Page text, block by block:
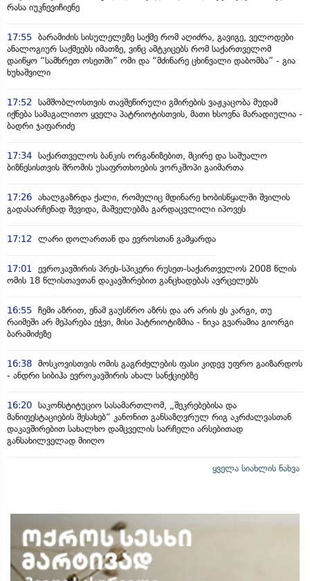
რასა იუკნევიჩიენე
17:55 ბარამიძის სისულელეზე საქმე რომ აღიძრა, გავიგე, ველოდები
ანალოგიურ საქმეებს იმათზე, ვინც ამტკიცებს რომ საქართველომ
დაიწყო “სამხრეთ ოსეთში” ომი და “მძინარე ცხინვალი დაბომბა” - გია
ხუხაშვილი
17:52
სამშობლოსთვის თავშეწირული გმირების ვაჟკაცობა მუდამ
იქნება სამაგალითო ყველა პატრიოტისთვის, მათი ხსოვნა მარადიულია -
ბადრი ჯაფარიძე
17:34 საქართველოს ბანკის ორგანიზებით, მცირე და საშუალო
ბიზნესისთვის შრომის უსაფრთხოების ვორკშოპი გაიმართა
17:26 ახალგაზრდა ქალი, რომელიც მდინარე ხობისწყალში შვილის
გადასარჩენად შევიდა, მაშველებმა გარდაცვლილი იპოვეს
17:12 ლარი დოლართან და ევროსთან გამყარდა
17:01
ევროკავშირის პრეს-სპიკერი რუსეთ-საქართველოს 2008 წლის
ომის 18 წლისთავთან დაკავშირებით განცხადებას ავრცელებს
16:55 ჩემი აზრით, ენამ გაუსწრო აზრს და არ არის ეს კარგი, თუ
რაიმეში არ მეპარება ეჭვი, მისი პატრიოტიზმია - ნიკა გვარამია გიორგი
ბარამიძეზე
16:38 მოსკოვისთვის ომის გაგრძელების ფასი კიდევ უფრო გაიზარდოს
- ანდრი სიბიჰა ევროკავშირის ახალ სანქციებზე
16:20 საკონსტიტუციო სასამართლომ, „შეკრებებისა და
მანიფესტაციების შესახებ“ კანონით განსაზღვრულ რიგ აკრძალვასთან
დაკავშირებით სახალხო დამცველის სარჩელი არსებითად
განსახილველად მიიღო
ყველა სიახლის ნახვა